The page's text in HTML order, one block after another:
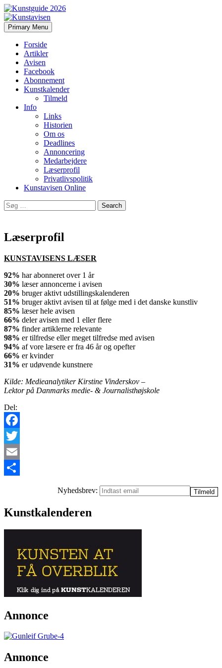
Kunstavisen
Search
Primary Menu Skip
to
Forside
Artikler
Avisen
Facebook
Abonnement
Kunstkalender
Tilmeld
Info
Links
Historien
Om os
Deadlines
Annoncering
Medarbejdere
Læserprofil
Privatlivspolitik
Kunstavisen Online
Search
for:
Læserprofil
KUNSTAVISENS LÆSER
92% har abonneret over 1 år
30% læser annoncerne i avisen
20% bruger aktivt udstillingskalenderen
51% bruger aktivt avisen til at følge med i det danske kunstliv
85% læser hele avisen
66% deler avisen med 1 eller flere
87% finder artiklerne relevante
98% er tilfredse eller meget tilfredse med avisen
94% af vore læsere er fra 46 år og opefter
66% er kvinder
31% er udøvende kunstnere
Kilde: Medieanalytiker Kirstine Vinderskov –
Lektor på Danmarks medie- & Journalisthøjskole
Del:
Facebook
Twitter
Email
Nyhedsbrev:
Kunstkalenderen
Annonce
Annonce